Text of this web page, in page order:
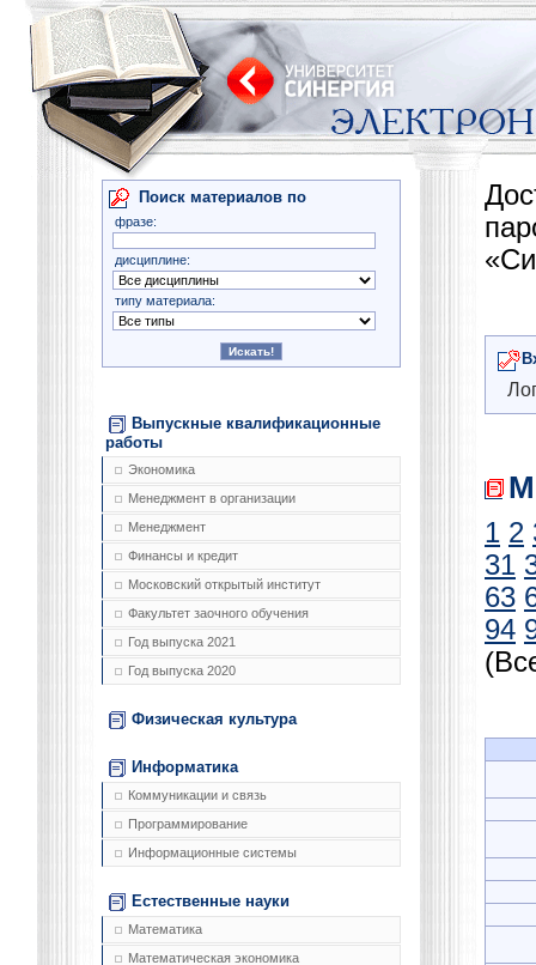
Поиск материалов по
фразе:
дисциплине:
типу материала:
Выпускные квалификационные
работы
Экономика
Менеджмент в организации
Менеджмент
Финансы и кредит
Московский открытый институт
Факультет заочного обучения
Год выпуска 2021
Год выпуска 2020
Физическая культура
Информатика
Коммуникации и связь
Программирование
Информационные системы
Естественные науки
Математика
Математическая экономика
1 2
31
63
94